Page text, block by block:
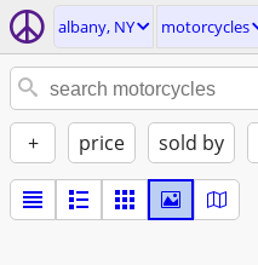
albany, NY motorcycles
+ price sold by